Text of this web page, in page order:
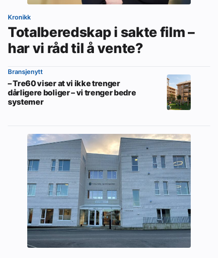
Kronikk
Totalberedskap i sakte film –
har vi råd til å vente?
Bransjenytt
– Tre60 viser at vi ikke trenger
dårligere boliger – vi trenger bedre
systemer